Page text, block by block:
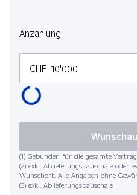
Anzahlung
CHF
(1) Gebunden für die gesamte
(2) exkl. Ablieferungspauschale oder
Wunschort. Alle Angaben ohne
(3) exkl. Ablieferungspauschale